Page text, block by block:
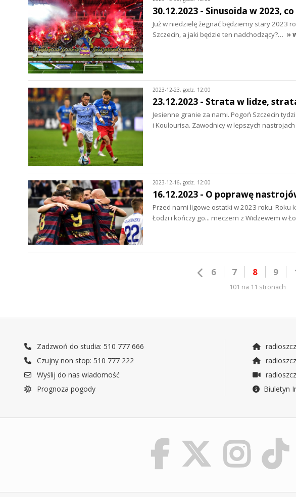
30.12.2023 - Sinusoida w 2023, co
Już w niedzielę żegnać będziemy stary 2023
Szczecin, a jaki będzie ten nadchodzący?… »
2023-12-23, godz. 12:00
23.12.2023 - Strata w lidze,
Jesienne granie za nami. Pogoń Szczecin
i Koulourisa. Zawodnicy w lepszych
2023-12-16, godz. 12:00
16.12.2023 - O poprawę
Przed nami ligowe ostatki w 2023 roku. Roku
Łodzi i kończy go... meczem z Widzewem w
6 7 8 9
101 na 11 stronach
Zadzwoń do studia: 510 777 666
Czujny non stop: 510 777 222
Wyślij do nas wiadomość
Prognoza pogody
Biuletyn